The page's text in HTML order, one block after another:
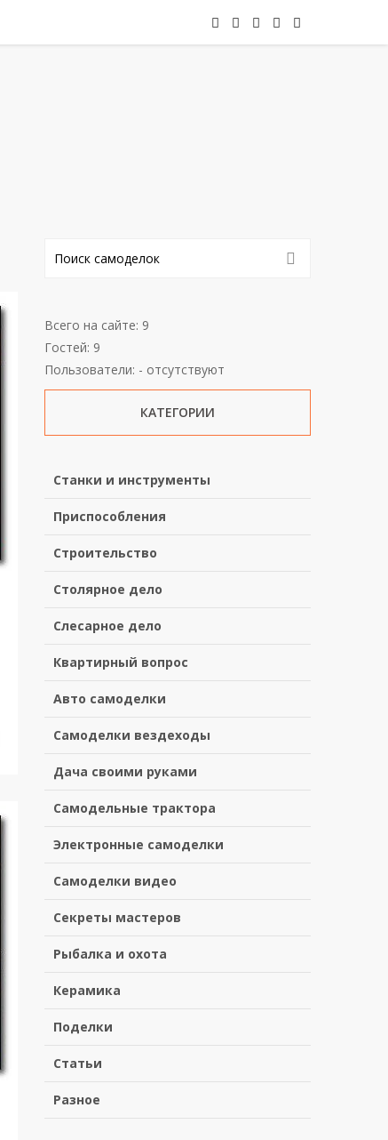
Всего на сайте: 9
Гостей: 9
Пользователи: - отсутствуют
КАТЕГОРИИ
Станки и инструменты
Приспособления
Строительство
Столярное дело
Слесарное дело
Квартирный вопрос
Авто самоделки
Самоделки вездеходы
Дача своими руками
Самодельные трактора
Электронные самоделки
Самоделки видео
Секреты мастеров
Рыбалка и охота
Керамика
Поделки
Статьи
Разное